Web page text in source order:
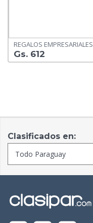
REGALOS EMPRESARIALES
Gs. 612
Clasificados en: